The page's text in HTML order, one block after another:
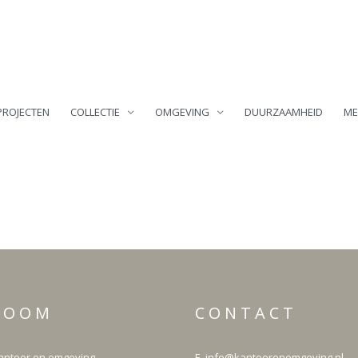
COLLECTIE OMGEVING DUURZAAMHEID
O M C O N T A C T
LinkedIn
Facebook
Instagram
Pinterest